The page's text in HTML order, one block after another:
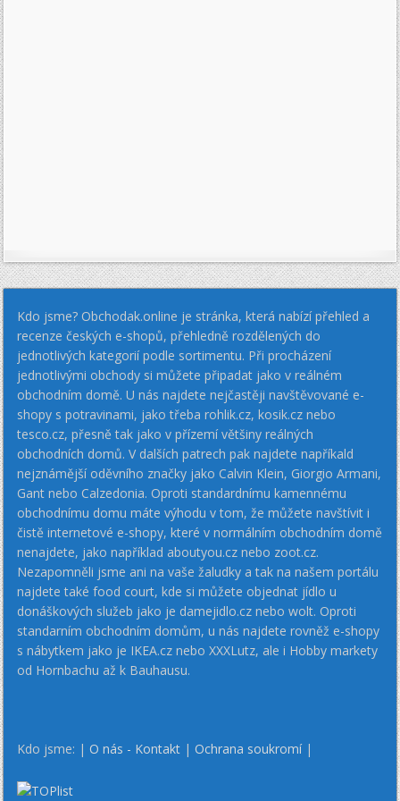
Kdo jsme? Obchodak.online je stránka, která nabízí přehled a
recenze českých e-shopů, přehledně rozdělených do
jednotlivých kategorií podle sortimentu. Při procházení
jednotlivými obchody si můžete připadat jako v reálném
obchodním domě. U nás najdete nejčastěji navštěvované e-
shopy s potravinami, jako třeba rohlik.cz, kosik.cz nebo
tesco.cz, přesně tak jako v přízemí většiny reálných
obchodních domů. V dalších patrech pak najdete napříkald
nejznámější oděvního značky jako Calvin Klein, Giorgio Armani,
Gant nebo Calzedonia. Oproti standardnímu kamennému
obchodnímu domu máte výhodu v tom, že můžete navštívit i
čistě internetové e-shopy, které v normálním obchodním domě
nenajdete, jako například aboutyou.cz nebo zoot.cz.
Nezapomněli jsme ani na vaše žaludky a tak na našem portálu
najdete také food court, kde si můžete objednat jídlo u
donáškových služeb jako je damejidlo.cz nebo wolt. Oproti
standarním obchodním domům, u nás najdete rovněž e-shopy
s nábytkem jako je IKEA.cz nebo XXXLutz, ale i Hobby markety
od Hornbachu až k Bauhausu.
Kdo jsme: |O nás - Kontakt |Ochrana soukromí|